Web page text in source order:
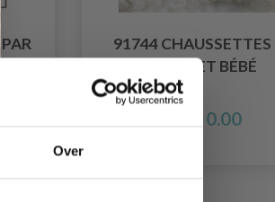
Over
91744 CHAUSSETTES
BONNET BÉBÉ
EUR 0.00